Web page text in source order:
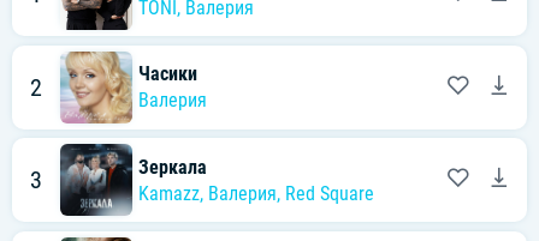
TONI, Валерия
2
Часики
Валерия
3
Зеркала
Kamazz, Валерия, Red Square